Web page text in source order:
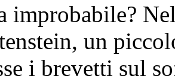
improbabile?
un
i brevetti sul